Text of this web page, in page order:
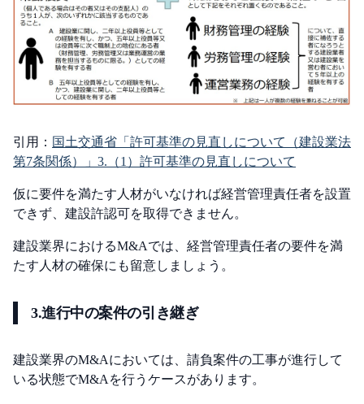
引用： 国土交通省「許可基準の見直しについて（建設業法
第7条関係）」3.（1）許可基準の見直しについて
仮に要件を満たす人材がいなければ経営管理責任者を設置
できず、建設許認可を取得できません。
建設業界におけるM&Aでは、経営管理責任者の要件を満
たす人材の確保にも留意しましょう。
3.進行中の案件の引き継ぎ
建設業界のM&Aにおいては、請負案件の工事が進行して
いる状態でM&Aを行うケースがあります。